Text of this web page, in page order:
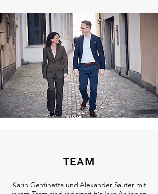
TEAM
Karin Gentinetta und Alexander Sauter mit